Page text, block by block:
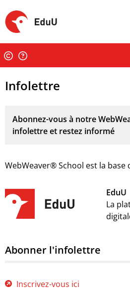
Infolettre
Abonnez-vous à notre
infolettre et restez informé
WebWeaver® School est la base
EduU
La
Abonner l'infolettre
Inscrivez-vous ici